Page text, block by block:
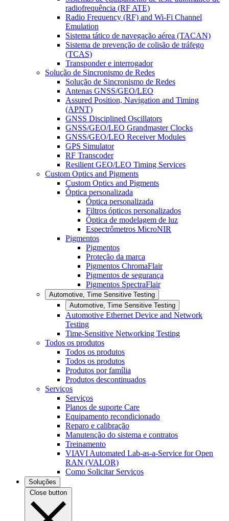
radiofrequência (RF ATE)
Radio Frequency (RF) and Wi-Fi Channel
Emulation
Sistema tático de navegação aérea (TACAN)
Sistema de prevenção de colisão de tráfego
(TCAS)
Transponder e interrogador
Solução de Sincronismo de Redes
Solução de Sincronismo de Redes
Antenas GNSS/GEO/LEO
Assured Position, Navigation and Timing
(APNT)
GNSS Disciplined Oscillators
GNSS/GEO/LEO Grandmaster Clocks
GNSS/GEO/LEO Receiver Modules
GPS Simulator
RF Transcoder
Resilient GEO/LEO Timing Services
Custom Optics and Pigments
Custom Optics and Pigments
Óptica personalizada
Óptica personalizada
Filtros ópticos personalizados
Óptica de modelagem de luz
Espectrômetros MicroNIR
Pigmentos
Pigmentos
Proteção da marca
Pigmentos ChromaFlair
Pigmentos de segurança
Pigmentos SpectraFlair
Automotive, Time Sensitive Testing
Automotive, Time Sensitive Testing
Automotive Ethernet Device and Network
Testing
Time-Sensitive Networking Testing
Todos os produtos
Todos os produtos
Todos os produtos
Produtos por família
Produtos descontinuados
Serviços
Serviços
Planos de suporte Care
Equipamento recondicionado
Reparo e calibração
Manutenção do sistema e contratos
Treinamento
VIAVI Automated Lab-as-a-Service for Open
RAN (VALOR)
Como Solicitar Serviços
Soluções
Close button